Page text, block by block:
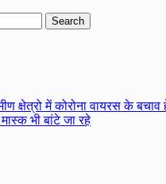
क्षेत्रो में कोरोना वायरस के बचाव
भी बांटे जा रहे